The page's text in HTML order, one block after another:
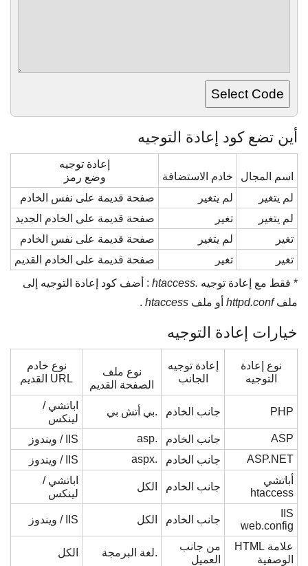
أين تضع كود إعادة التوجيه
اسم المجال خادم الاستضافة
إعادة توجيه
وضع رمز
لم يتغير
لم يتغير
صفحة قديمة على نفس الخادم
لم يتغير
تغير
صفحة قديمة على الخادم الجديد
تغير
لم يتغير
صفحة قديمة على نفس الخادم
تغير
تغير
صفحة قديمة على الخادم القديم
* فقط مع إعادة توجيه.htaccess
: أضف كود إعادة التوجيه إلى
ملف httpd.confأو ملف htaccess
.
خيارات إعادة التوجيه
نوع إعادة
التوجيه
إعادة توجيه
الجانب
نوع ملف
الصفحة القديم
نوع خادم
URL القديم
PHP جانب الخادم .بي أتش بي
اباتشي /
لينكس
ASP
جانب الخادم
IIS / ويندوز
ASP.NET
جانب الخادم
IIS / ويندوز
أباتشي
htaccess
جانب الخادم الكل
اباتشي /
لينكس
IIS
web.config
جانب الخادم الكل IIS / ويندوز
علامة HTML
الوصفية
من جانب
العميل
.لغة البرمجة الكل